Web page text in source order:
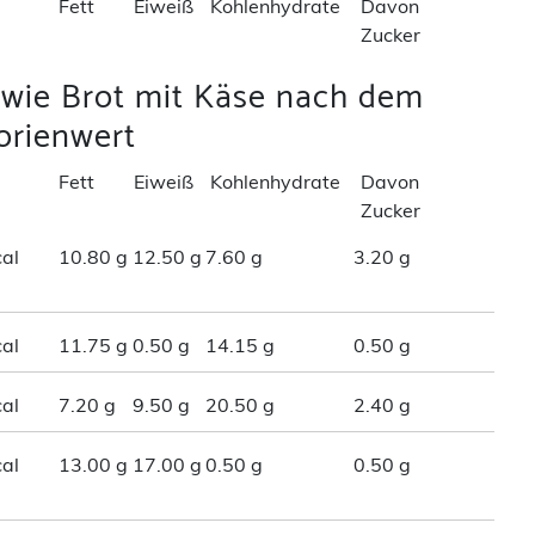
Fett Eiweiß Kohlenhydrate
Davon
Zucker
Brot mit Käse nach dem
Fett Eiweiß Kohlenhydrate
Davon
Zucker
10.80 g 12.50 g 7.60 g 3.20 g
11.75 g 0.50 g 14.15 g 0.50 g
7.20 g 9.50 g 20.50 g 2.40 g
13.00 g 17.00 g 0.50 g 0.50 g